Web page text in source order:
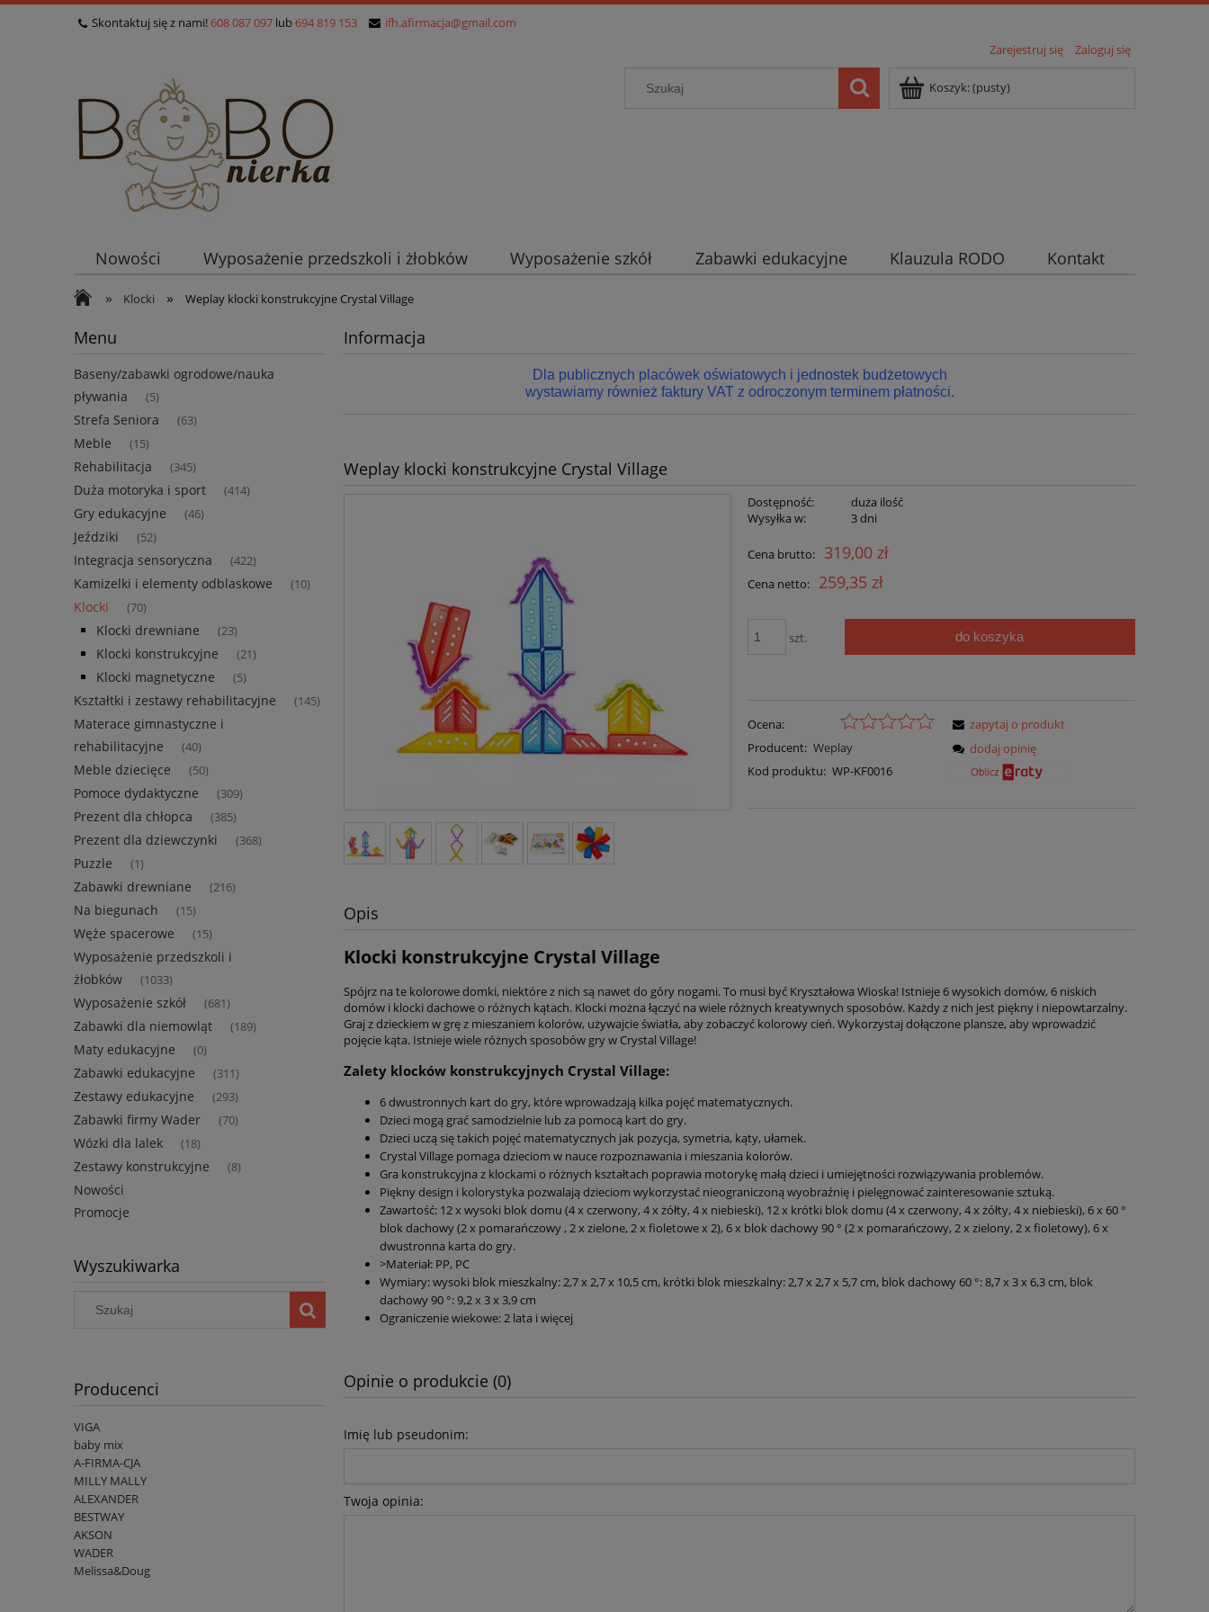
Skontaktuj się z nami! 608 087 097 lub 694 819 153
ifh.afirmacja@gmail.com
Zarejestruj się
Zaloguj się
Koszyk:(pusty)
Nowości Wyposażenie przedszkoli i żłobków Wyposażenie szkół Zabawki edukacyjne Klauzula RODO Kontakt
» Klocki » Weplay klocki konstrukcyjne Crystal Village
Menu
Baseny/zabawki ogrodowe/nauka
pływania
(5)
Strefa Seniora (63)
Meble (15)
Rehabilitacja (345)
Duża motoryka i sport (414)
Gry edukacyjne (46)
Jeździki (52)
Integracja sensoryczna (422)
Kamizelki i elementy odblaskowe (10)
Klocki (70)
Klocki drewniane (23)
Klocki konstrukcyjne (21)
Klocki magnetyczne (5)
Kształtki i zestawy rehabilitacyjne (145)
Materace gimnastyczne i
rehabilitacyjne
(40)
Meble dziecięce (50)
Pomoce dydaktyczne (309)
Prezent dla chłopca (385)
Prezent dla dziewczynki (368)
Puzzle (1)
Zabawki drewniane (216)
Na biegunach (15)
Węże spacerowe (15)
Wyposażenie przedszkoli i
żłobków
(1033)
Wyposażenie szkół (681)
Zabawki dla niemowląt (189)
Maty edukacyjne (0)
Zabawki edukacyjne (311)
Zestawy edukacyjne (293)
Zabawki firmy Wader (70)
Wózki dla lalek (18)
Zestawy konstrukcyjne (8)
Nowości
Promocje
Wyszukiwarka
Producenci
VIGA
baby mix
A-FIRMA-CJA
MILLY MALLY
ALEXANDER
BESTWAY
AKSON
WADER
Melissa&Doug
Informacja
Dla publicznych placówek oświatowych i jednostek budżetowych
wystawiamy również faktury VAT z odroczonym terminem płatności.
Weplay klocki konstrukcyjne Crystal Village
Dostępność:
duża ilość
Wysyłka w:
3 dni
Cena brutto: 319,00 zł
Cena netto: 259,35 zł
szt. do koszyka
Ocena:
Producent: Weplay
Kod produktu: WP-KF0016
zapytaj o produkt
dodaj opinię
Opis
Klocki konstrukcyjne Crystal Village
Spójrz na te kolorowe domki, niektóre z nich są nawet do góry nogami. To musi być Kryształowa Wioska! Istnieje 6 wysokich domów, 6 niskich
domów i klocki dachowe o różnych kątach. Klocki można łączyć na wiele różnych kreatywnych sposobów. Każdy z nich jest piękny i niepowtarzalny.
Graj z dzieckiem w grę z mieszaniem kolorów, używajcie światła, aby zobaczyć kolorowy cień. Wykorzystaj dołączone plansze, aby wprowadzić
pojęcie kąta. Istnieje wiele różnych sposobów gry w Crystal Village!
Zalety klocków konstrukcyjnych Crystal Village:
6 dwustronnych kart do gry, które wprowadzają kilka pojęć matematycznych.
Dzieci mogą grać samodzielnie lub za pomocą kart do gry.
Dzieci uczą się takich pojęć matematycznych jak pozycja, symetria, kąty, ułamek.
Crystal Village pomaga dzieciom w nauce rozpoznawania i mieszania kolorów.
Gra konstrukcyjna z klockami o różnych kształtach poprawia motorykę małą dzieci i umiejętności rozwiązywania problemów.
Piękny design i kolorystyka pozwalają dzieciom wykorzystać nieograniczoną wyobraźnię i pielęgnować zainteresowanie sztuką.
Zawartość: 12 x wysoki blok domu (4 x czerwony, 4 x żółty, 4 x niebieski), 12 x krótki blok domu (4 x czerwony, 4 x żółty, 4 x niebieski), 6 x 60 °
blok dachowy (2 x pomarańczowy , 2 x zielone, 2 x fioletowe x 2), 6 x blok dachowy 90 ° (2 x pomarańczowy, 2 x zielony, 2 x fioletowy), 6 x
dwustronna karta do gry.
>Materiał: PP, PC
Wymiary: wysoki blok mieszkalny: 2,7 x 2,7 x 10,5 cm, krótki blok mieszkalny: 2,7 x 2,7 x 5,7 cm, blok dachowy 60 °: 8,7 x 3 x 6,3 cm, blok
dachowy 90 °: 9,2 x 3 x 3,9 cm
Ograniczenie wiekowe: 2 lata i więcej
Opinie o produkcie (0)
Imię lub pseudonim:
Twoja opinia: